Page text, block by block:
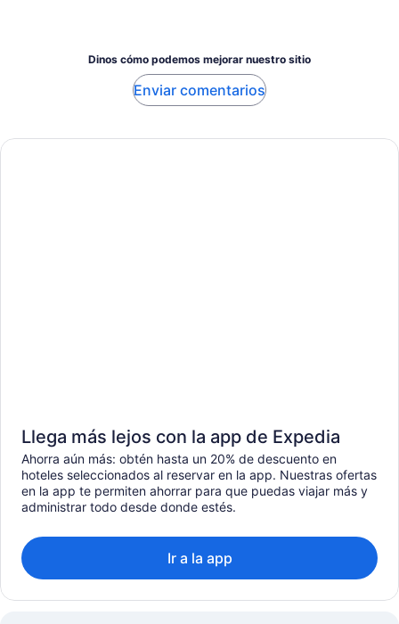
Dinos cómo podemos mejorar nuestro sitio
Enviar comentarios
Llega más lejos con la app de Expedia
Ahorra aún más: obtén hasta un 20% de descuento en
hoteles seleccionados al reservar en la app. Nuestras ofertas
en la app te permiten ahorrar para que puedas viajar más y
administrar todo desde donde estés.
Ir a la app